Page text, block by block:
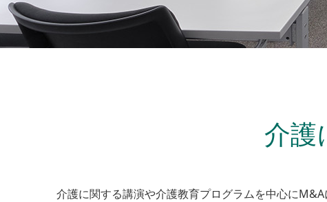
介護
介護に関する講演や介護教育プログラムを中心に